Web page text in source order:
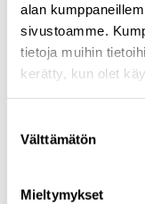
alan
sivustoamme.
tietoja muihin
kerätty, kun olet
valinta
Välttämätön
Mieltymykset
15.7.2026 UUTISET